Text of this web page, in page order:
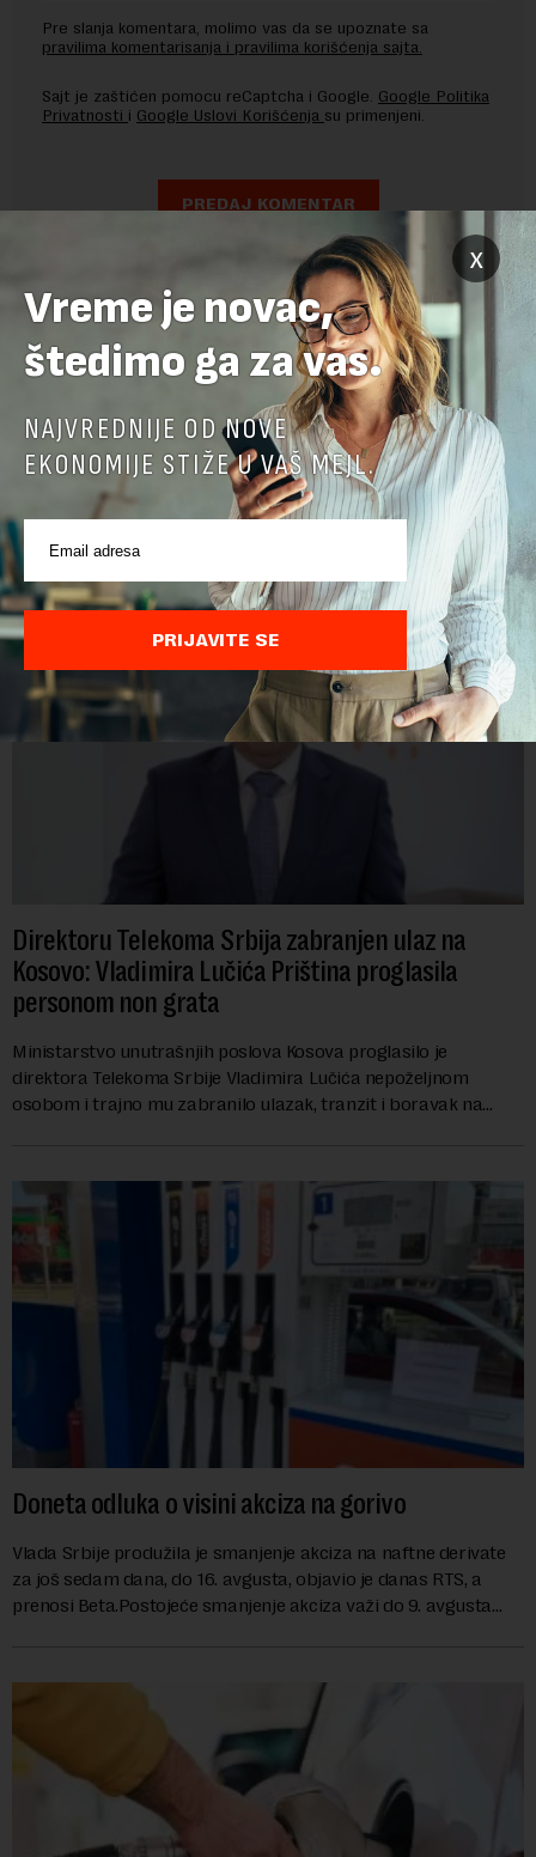
Pre slanja komentara, molimo vas da se upoznate sa
pravilima komentarisanja i pravilima korišćenja sajta.
Sajt je zaštićen pomocu reCaptcha i Google. Google Politika
Privatnosti i Google Uslovi Korišćenja su primenjeni.
POVEZANI SADRŽAJI
Direktoru Telekoma Srbija zabranjen ulaz na
Kosovo: Vladimira Lučića Priština proglasila
personom non grata
Ministarstvo unutrašnjih poslova Kosova proglasilo je
direktora Telekoma Srbije Vladimira Lučića nepoželjnom
osobom i trajno mu zabranilo ulazak, tranzit i boravak na
Doneta odluka o visini akciza na gorivo
Vlada Srbije produžila je smanjenje akciza na naftne derivate
za još sedam dana, do 16. avgusta, objavio je danas RTS, a
prenosi Beta.Postojeće smanjenje akciza važi do 9. avgusta
x
Vreme je novac,
štedimo ga za vas.
NAJVREDNIJE OD NOVE
EKONOMIJE STIŽE U VAŠ MEJL.
PRIJAVITE SE